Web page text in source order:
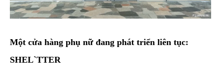
Một cửa hàng phụ nữ đang phát triển liên tục:
SHEL`TTER